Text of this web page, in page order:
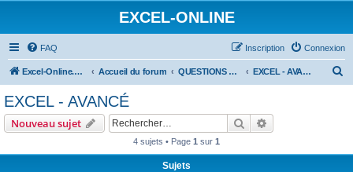
EXCEL-ONLINE
FAQ Connexion
Inscription
Excel-Online.net Accueil du forum QUESTIONS EXCEL EXCEL - AVANCÉ
EXCEL - AVANCÉ
Nouveau sujet Rechercher
4 sujets • Page 1 sur 1
Sujets